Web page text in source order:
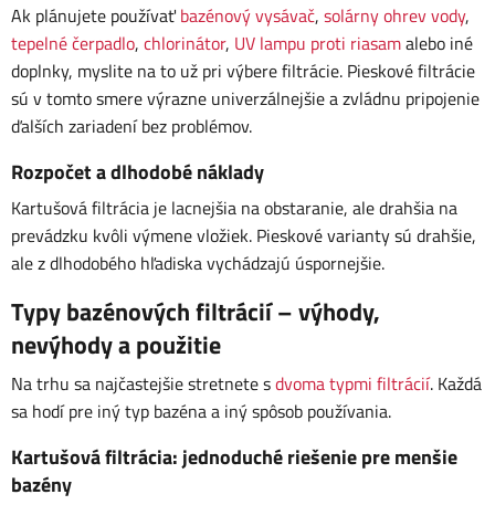
Ak plánujete používať bazénový vysávač, solárny ohrev vody,
tepelné čerpadlo, chlorinátor, UV lampu proti riasamalebo iné
doplnky, myslite na to už pri výbere filtrácie. Pieskové filtrácie
sú v tomto smere výrazne univerzálnejšie a zvládnu pripojenie
ďalších zariadení bez problémov.
Rozpočet a dlhodobé náklady
Kartušová filtrácia je lacnejšia na obstaranie, ale drahšia na
prevádzku kvôli výmene vložiek. Pieskové varianty sú drahšie,
ale z dlhodobého hľadiska vychádzajú úspornejšie.
Typy bazénových filtrácií – výhody,
nevýhody a použitie
Na trhu sa najčastejšie stretnete sdvoma typmi filtrácií. Každá
sa hodí pre iný typ bazéna a iný spôsob používania.
Kartušová filtrácia: jednoduché riešenie pre menšie
bazény